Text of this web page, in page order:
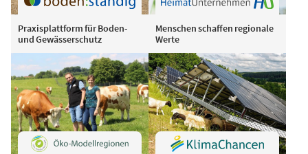
Praxisplattform für Boden-
und Gewässerschutz
Menschen schaffen regionale
Werte